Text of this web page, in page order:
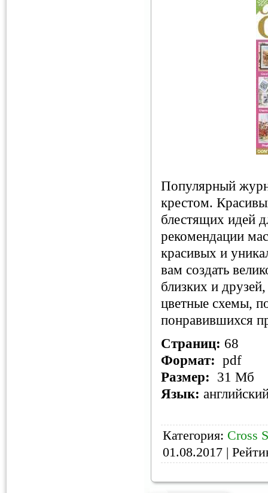
Популярный
крестом.
блестящих идей
рекомендации
красивых и
вам создать
близких и
цветные схемы,
понравившихся
Страниц: 68
Формат: pdf
Размер: 31 Мб
Язык:
Категория: Cross
01.08.2017 |